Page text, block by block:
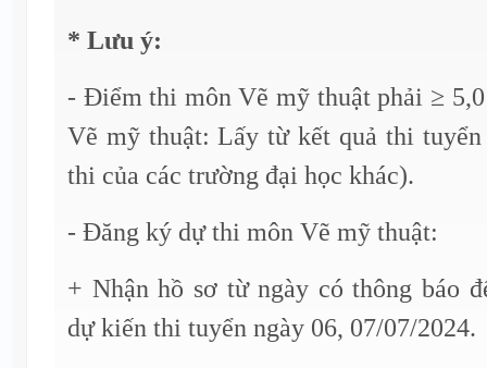
* Lưu ý:
- Điểm thi môn Vẽ mỹ thuật phải ≥
Vẽ mỹ thuật: Lấy từ kết quả thi
thi của các trường đại học khác).
- Đăng ký dự thi môn Vẽ mỹ thuật:
+ Nhận hồ sơ từ ngày có thông báo
dự kiến thi tuyển ngày 06, 07/07/2024.